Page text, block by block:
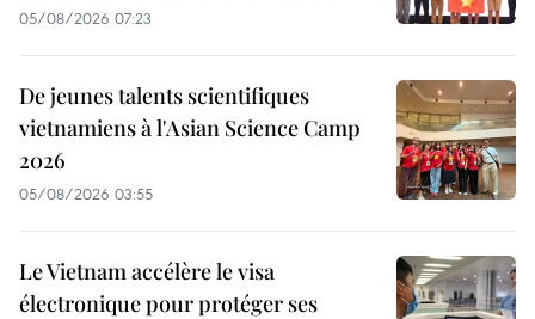
05/08/2026 07:23
De jeunes talents scientifiques
vietnamiens à l'Asian Science Camp
2026
05/08/2026 03:55
Le Vietnam accélère le visa
électronique pour protéger ses